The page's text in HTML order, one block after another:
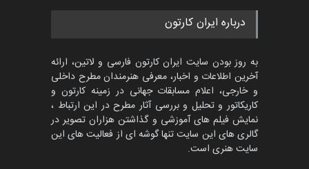
پنجمین مسابقۀ بین‌المللی
کارتون CARTUNION ، …
جشنواره بین‌المللی کارتون
مدارس پرتغال، ۲۰۲۷
مهلت 4 ماه دیگر
درباره ایران کارتون
به روز بودن سایت ایران کارتون فارسی و لاتین، ارائه
آخرین اطلاعات و اخبار، معرفی هنرمندان مطرح داخلی
و خارجی، اعلام مسابقات جهانی در زمینه کارتون و
کاریکاتور و تحلیل و بررسی آثار مطرح در این ارتباط ،
نمایش فیلم های آموزشی و گذاشتن هزاران تصویر در
گالری های این سایت تنها گوشه ای از فعالیت های این
سایت هنری است.